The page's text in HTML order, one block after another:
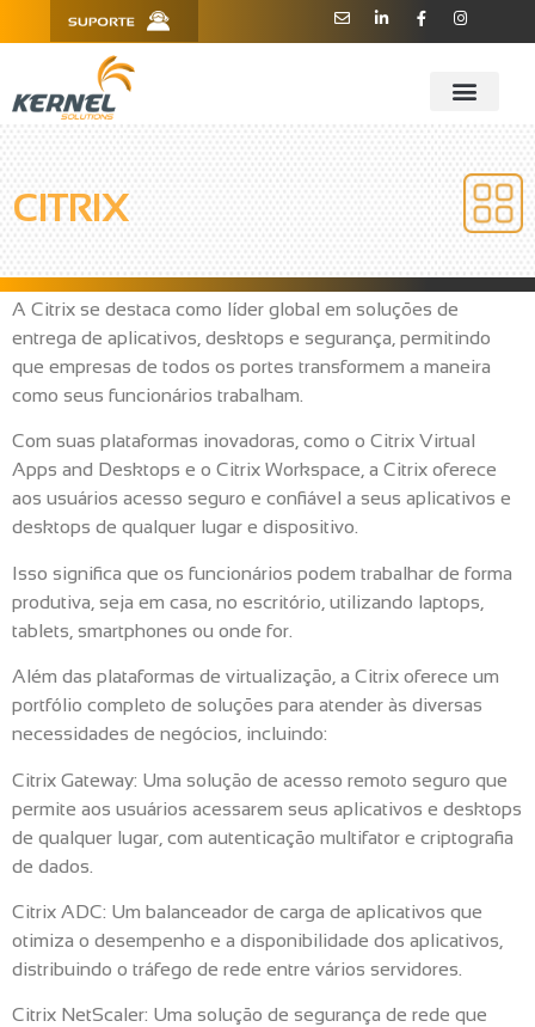
910 - CEP 13208-760 - Jundiaí/SP
CITRIX
A Citrix se destaca como líder global em soluções de
entrega de aplicativos, desktops e segurança, permitindo
que empresas de todos os portes transformem a maneira
como seus funcionários trabalham.
Com suas plataformas inovadoras, como o Citrix Virtual
Apps and Desktops e o Citrix Workspace, a Citrix oferece
aos usuários acesso seguro e confiável a seus aplicativos e
desktops de qualquer lugar e dispositivo.
Isso significa que os funcionários podem trabalhar de forma
produtiva, seja em casa, no escritório, utilizando laptops,
tablets, smartphones ou onde for.
Além das plataformas de virtualização, a Citrix oferece um
portfólio completo de soluções para atender às diversas
necessidades de negócios, incluindo:
Citrix Gateway: Uma solução de acesso remoto seguro que
permite aos usuários acessarem seus aplicativos e desktops
de qualquer lugar, com autenticação multifator e criptografia
de dados.
Citrix ADC: Um balanceador de carga de aplicativos que
otimiza o desempenho e a disponibilidade dos aplicativos,
distribuindo o tráfego de rede entre vários servidores.
Citrix NetScaler: Uma solução de segurança de rede que